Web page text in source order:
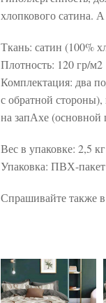
хлопкового сатина.
Ткань: сатин (100%
Плотность: 120 гр/м2
Комплектация: два
с обратной
на запАхе (основной
Вес в упаковке: 2,5 кг
Упаковка: ПВХ-
Спрашивайте также в